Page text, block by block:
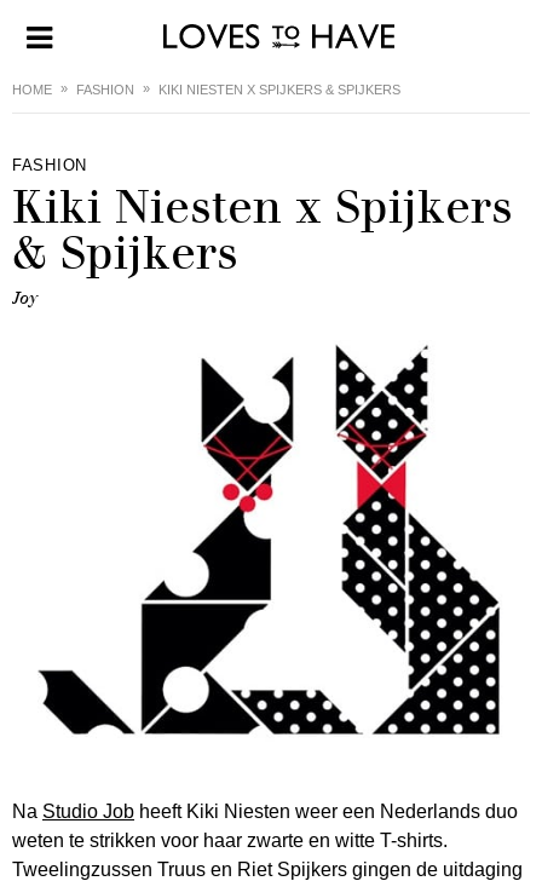
HOME FASHION KIKI NIESTEN X SPIJKERS & SPIJKERS
FASHION
Kiki Niesten x Spijkers
& Spijkers
Joy
Na Studio Job heeft Kiki Niesten weer een Nederlands duo
weten te strikken voor haar zwarte en witte T-shirts.
Tweelingzussen Truus en Riet Spijkers gingen de uitdaging